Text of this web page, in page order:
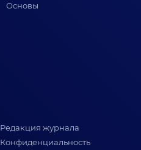
Основы
Редакция журнала
Конфиденциальность